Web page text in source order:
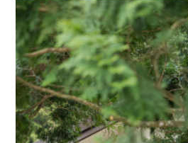
目 Services
藏 Cover Archives
團 Square Rich
們 Contact Us